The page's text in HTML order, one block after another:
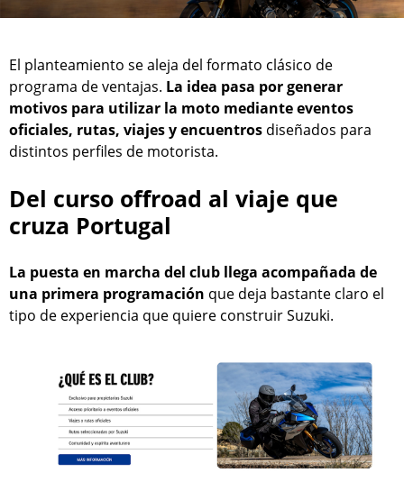
El planteamiento se aleja del formato clásico de
programa de ventajas. La idea pasa por generar
motivos para utilizar la moto mediante eventos
oficiales, rutas, viajes y encuentros diseñados para
distintos perfiles de motorista.
Del curso offroad al viaje que
cruza Portugal
La puesta en marcha del club llega acompañada de
una primera programación que deja bastante claro el
tipo de experiencia que quiere construir Suzuki.